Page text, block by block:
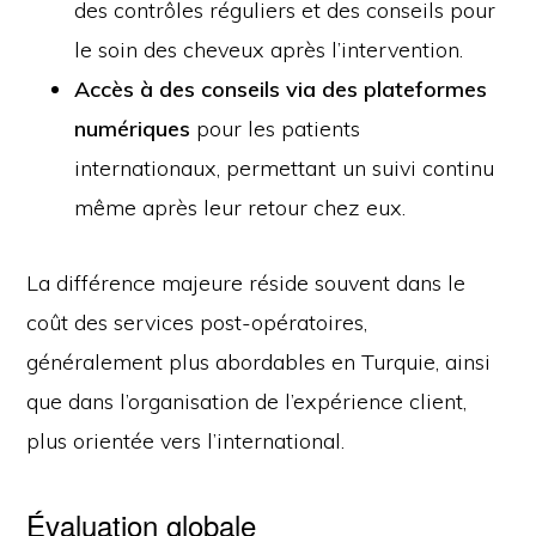
des contrôles réguliers et des conseils pour
le soin des cheveux après l’intervention.
Accès à des conseils via des plateformes
numériques pour les patients
internationaux, permettant un suivi continu
même après leur retour chez eux.
La différence majeure réside souvent dans le
coût des services post-opératoires,
généralement plus abordables en Turquie, ainsi
que dans l’organisation de l’expérience client,
plus orientée vers l’international.
Évaluation globale